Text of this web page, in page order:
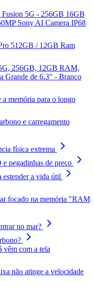
Fusion 5G - 256GB 16GB
Sony AI Camera IP68
512GB / 12GB Ram
256GB, 12GB RAM,
Grande de 6.3" - Branco
a memória para o longo
e carregamento
física extrema
pegadinhas de preço
estender a vida útil
focado na memória "RAM
no mar?
vêm com a tela
não atinge a velocidade